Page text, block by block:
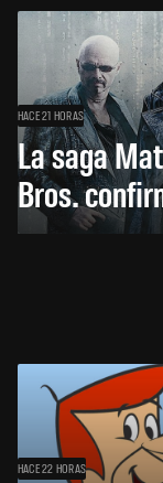
HACE 21 HORAS
La saga
Bros.
HACE 22 HORAS